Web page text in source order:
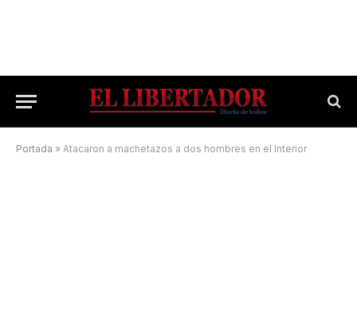
Portada » Atacaron a machetazos a dos hombres en el Interior